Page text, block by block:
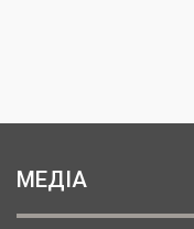
МЕДІА